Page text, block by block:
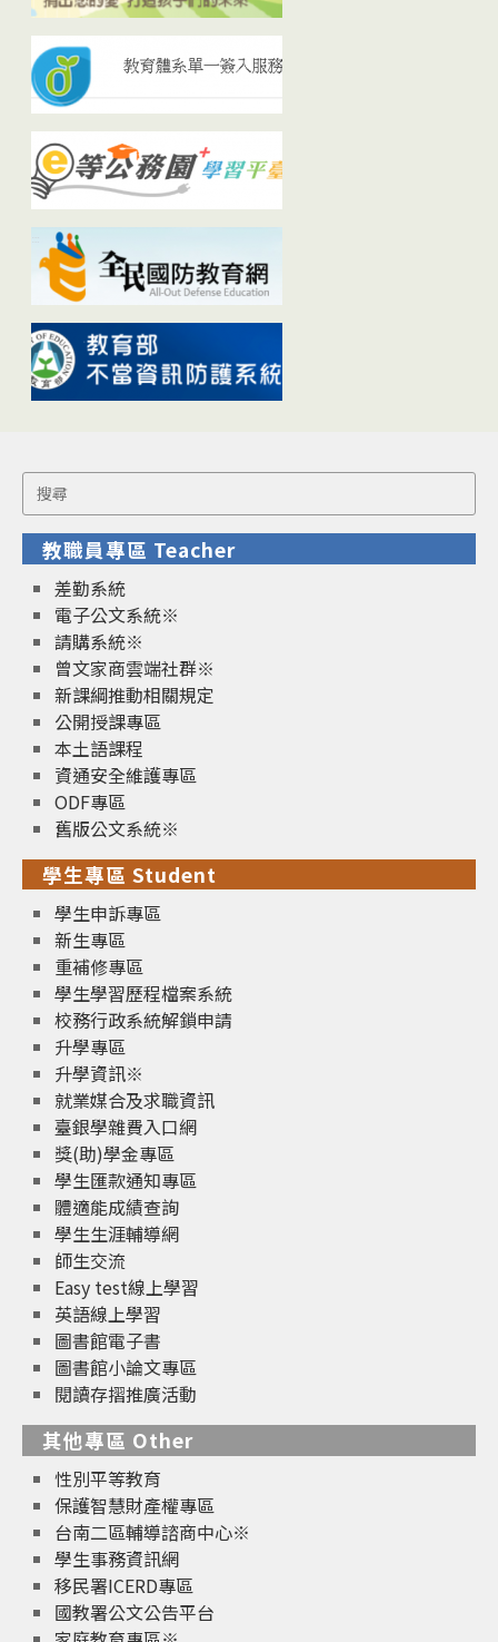
Search
for:
教職員專區 Teacher
差勤系統
電子公文系統※
請購系統※
曾文家商雲端社群※
新課綱推動相關規定
公開授課專區
本土語課程
資通安全維護專區
ODF專區
舊版公文系統※
學生專區 Student
學生申訴專區
新生專區
重補修專區
學生學習歷程檔案系統
校務行政系統解鎖申請
升學專區
升學資訊※
就業媒合及求職資訊
臺銀學雜費入口網
獎(助)學金專區
學生匯款通知專區
體適能成績查詢
學生生涯輔導網
師生交流
Easy test線上學習
英語線上學習
圖書館電子書
圖書館小論文專區
閱讀存摺推廣活動
其他專區 Other
性別平等教育
保護智慧財產權專區
台南二區輔導諮商中心※
學生事務資訊網
移民署ICERD專區
國教署公文公告平台